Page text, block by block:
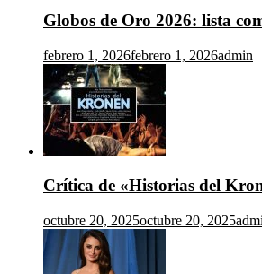
Globos de Oro 2026: lista
febrero 1, 2026febrero 1, 2026admin
Crítica de «Historias del
octubre 20, 2025octubre 20, 2025